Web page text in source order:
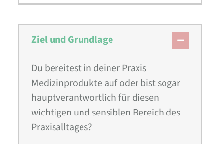
Ziel und Grundlage
Du bereitest in deiner Praxis
Medizinprodukte auf oder bist sogar
hauptverantwortlich für diesen
wichtigen und sensiblen Bereich des
Praxisalltages?